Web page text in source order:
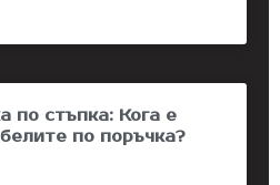
по стъпка: Кога е
по поръчка?